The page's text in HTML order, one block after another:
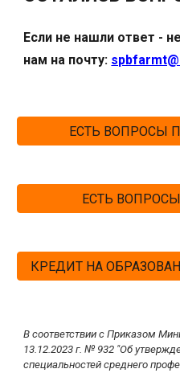
Если не нашли ответ -
нам на почту:
ЕСТЬ ВОПРОСЫ
ЕСТЬ
КРЕДИТ НА
В соответствии с Приказом
13.12.2023 г. № 932 "Об
специальностей среднего